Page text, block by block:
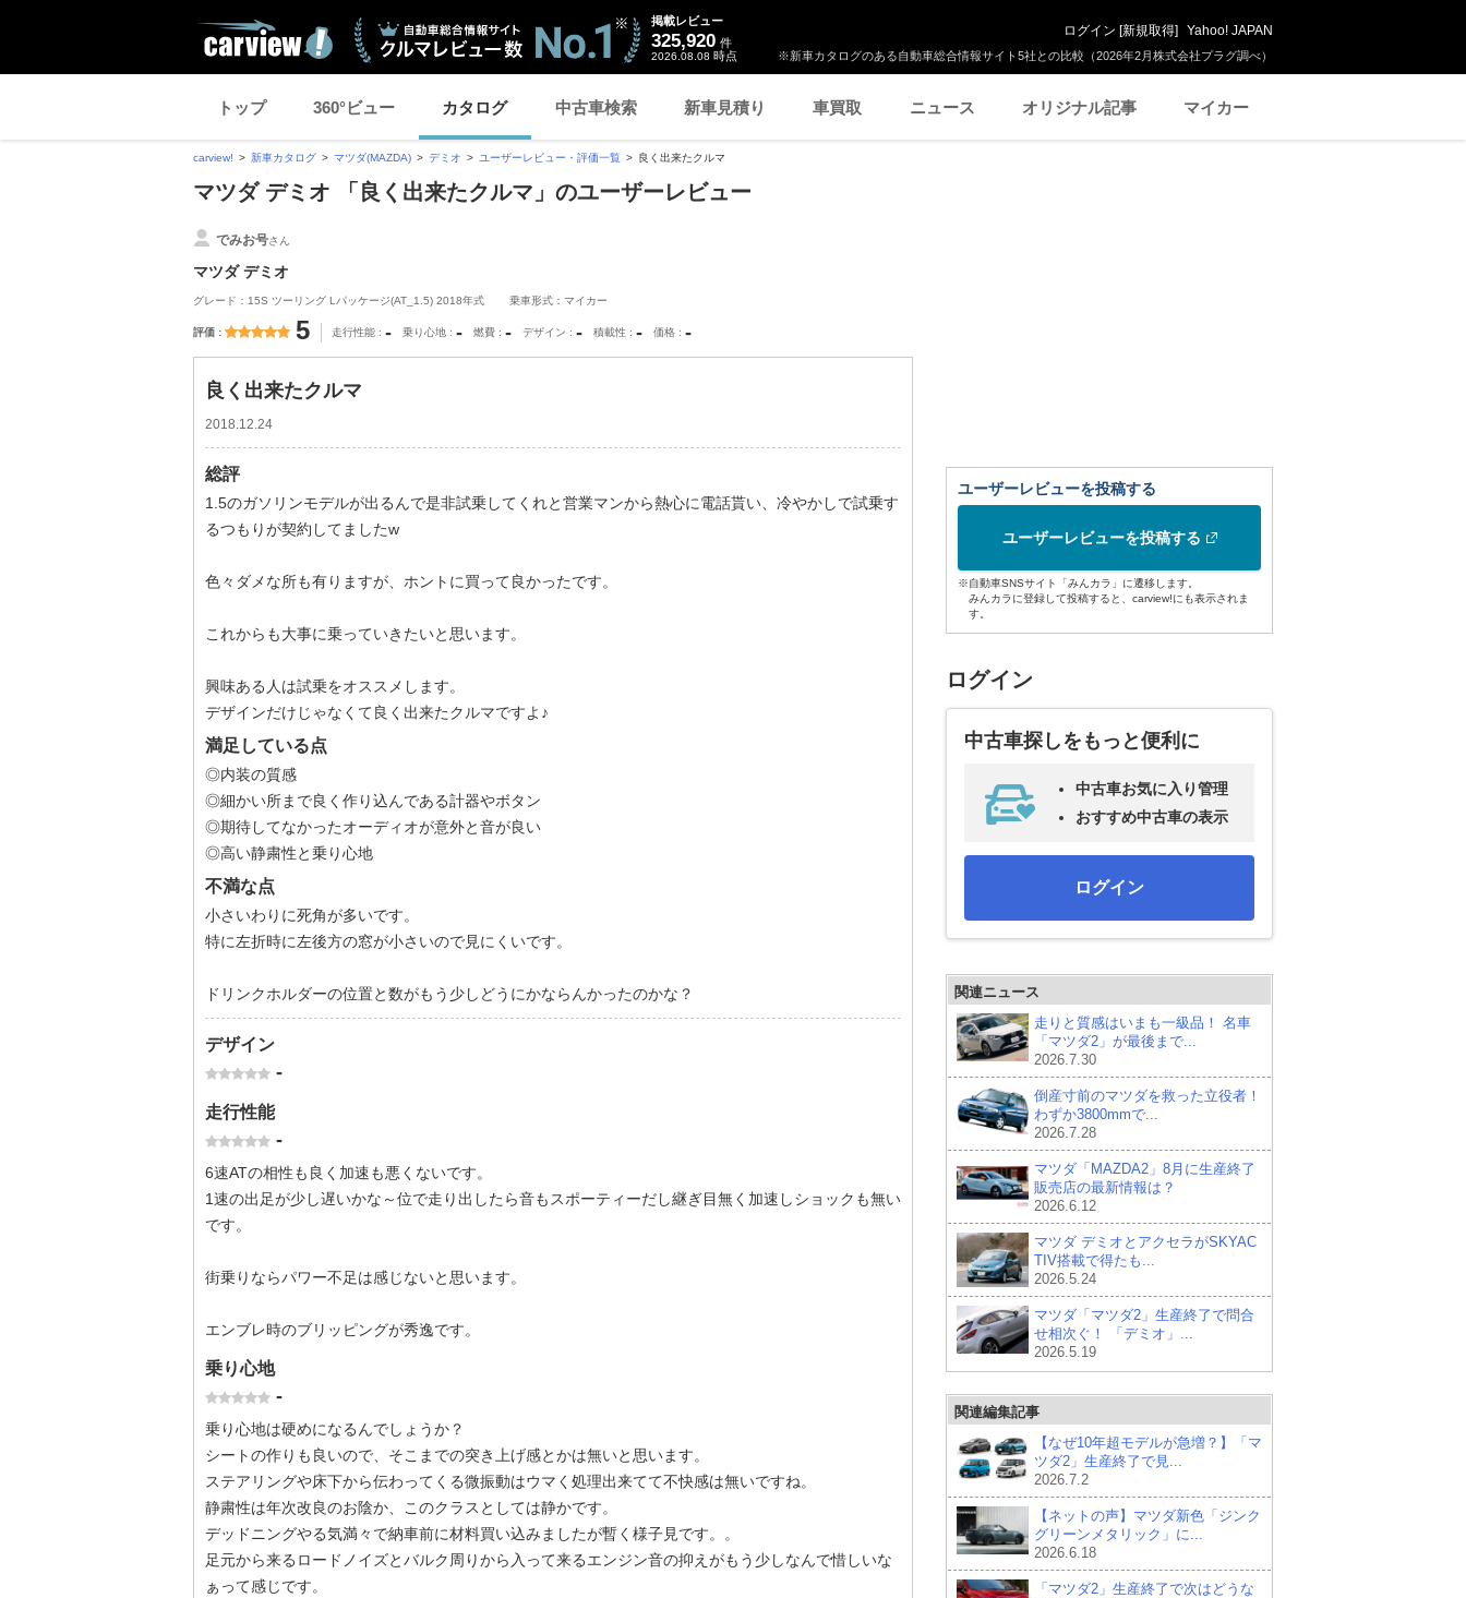
※新車カタログのある自動車総合情報サイト5社との比較（2026年2月株式会社プラグ調べ）
掲載レビュー
325,920 件
2026.08.08 時点
ログイン [新規取得] Yahoo! JAPAN
トップ 360°ビュー カタログ 中古車検索 新車見積り 車買取 ニュース オリジナル記事 マイカー
carview! 新車カタログ マツダ(MAZDA) デミオ ユーザーレビュー・評価一覧 良く出来たクルマ
マツダ デミオ 「良く出来たクルマ」のユーザーレビュー
でみお号さん
マツダ デミオ
グレード：15S ツーリング Lパッケージ(AT_1.5) 2018年式 乗車形式：マイカー
評価 5 走行性能 - 乗り心地 - 燃費 - デザイン - 積載性 - 価格 -
良く出来たクルマ
2018.12.24
総評
1.5のガソリンモデルが出るんで是非試乗してくれと営業マンから熱心に電話貰い、冷やかしで試乗す
るつもりが契約してましたw
色々ダメな所も有りますが、ホントに買って良かったです。
これからも大事に乗っていきたいと思います。
興味ある人は試乗をオススメします。
デザインだけじゃなくて良く出来たクルマですよ♪
満足している点
◎内装の質感
◎細かい所まで良く作り込んである計器やボタン
◎期待してなかったオーディオが意外と音が良い
◎高い静粛性と乗り心地
不満な点
小さいわりに死角が多いです。
特に左折時に左後方の窓が小さいので見にくいです。
ドリンクホルダーの位置と数がもう少しどうにかならんかったのかな？
デザイン
-
走行性能
-
6速ATの相性も良く加速も悪くないです。
1速の出足が少し遅いかな～位で走り出したら音もスポーティーだし継ぎ目無く加速しショックも無い
です。
街乗りならパワー不足は感じないと思います。
エンブレ時のブリッピングが秀逸です。
乗り心地
-
乗り心地は硬めになるんでしょうか？
シートの作りも良いので、そこまでの突き上げ感とかは無いと思います。
ステアリングや床下から伝わってくる微振動はウマく処理出来てて不快感は無いですね。
静粛性は年次改良のお陰か、このクラスとしては静かです。
デッドニングやる気満々で納車前に材料買い込みましたが暫く様子見です。。
足元から来るロードノイズとバルク周りから入って来るエンジン音の抑えがもう少しなんで惜しいな
ぁって感じです。
ユーザーレビューを投稿する
ユーザーレビューを投稿する
※自動車SNSサイト「みんカラ」に遷移します。
みんカラに登録して投稿すると、carview!にも表示されま
す。
ログイン
中古車探しをもっと便利に
中古車お気に入り管理
おすすめ中古車の表示
ログイン
関連ニュース
走りと質感はいまも一級品！ 名車
「マツダ2」が最後まで...
2026.7.30
倒産寸前のマツダを救った立役者！
わずか3800mmで...
2026.7.28
マツダ「MAZDA2」8月に生産終了
販売店の最新情報は？
2026.6.12
マツダ デミオとアクセラがSKYAC
TIV搭載で得たも...
2026.5.24
マツダ「マツダ2」生産終了で問合
せ相次ぐ！ 「デミオ」...
2026.5.19
関連編集記事
【なぜ10年超モデルが急増？】「マ
ツダ2」生産終了で見...
2026.7.2
【ネットの声】マツダ新色「ジンク
グリーンメタリック」に...
2026.6.18
「マツダ2」生産終了で次はどうな